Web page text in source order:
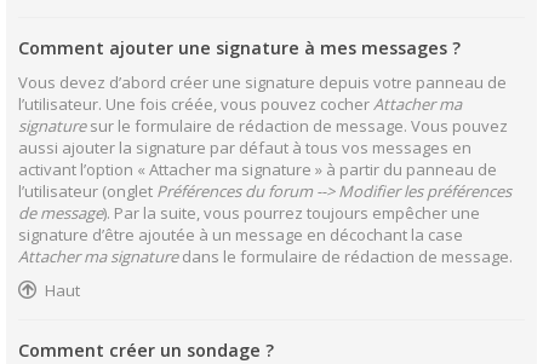
Comment ajouter une signature à mes messages ?
Vous devez d’abord créer une signature depuis votre panneau de
l’utilisateur. Une fois créée, vous pouvez cocherAttacher ma
signaturesur le formulaire de rédaction de message. Vous pouvez
aussi ajouter la signature par défaut à tous vos messages en
activant l’option « Attacher ma signature » à partir du panneau de
l’utilisateur (onglet Préférences du forum --> Modifier les préférences
de message). Par la suite, vous pourrez toujours empêcher une
signature d’être ajoutée à un message en décochant la case
Attacher ma signaturedans le formulaire de rédaction de message.
Haut
Comment créer un sondage ?